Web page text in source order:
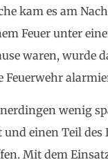
kam es am
Feuer unter
waren, wurde
Feuerwehr
wenig
und einen Teil des
Mit dem